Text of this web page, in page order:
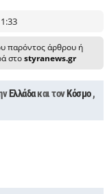
παρόντος άρθρου ή
στοstyranews.gr
Ελλάδακαι τονΚόσμο,